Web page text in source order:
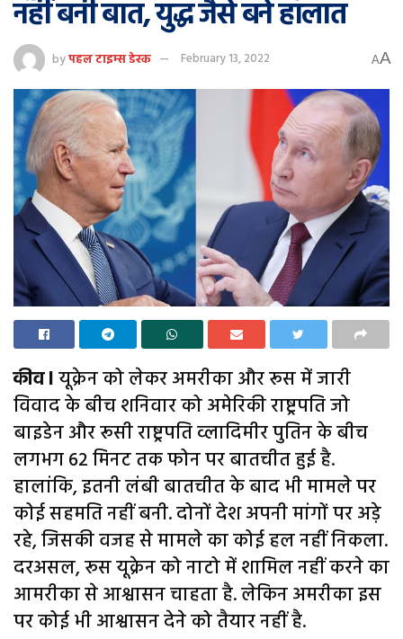
नहीं बनी बात, युद्ध जैसे बने हालात
byपहल टाइम्स डेस्क February 13, 2022 AA
कीव lयूक्रेन को लेकर अमरीका और रूस में जारी
विवाद के बीच शनिवार को अमेरिकी राष्ट्रपति जो
बाइडेन और रूसी राष्ट्रपति व्लादिमीर पुतिन के बीच
लगभग 62 मिनट तक फोन पर बातचीत हुई है.
हालांकि, इतनी लंबी बातचीत के बाद भी मामले पर
कोई सहमति नहीं बनी. दोनों देश अपनी मांगों पर अड़े
रहे, जिसकी वजह से मामले का कोई हल नहीं निकला.
दरअसल, रूस यूक्रेन को नाटो में शामिल नहीं करने का
आमरीका से आश्वासन चाहता है. लेकिन अमरीका इस
पर कोई भी आश्वासन देने को तैयार नहीं है.